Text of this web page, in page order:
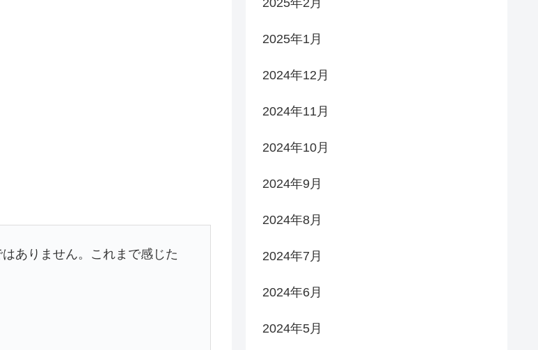
ありません。これまで感じた
2025年1月
2024年12月
2024年11月
2024年10月
2024年9月
2024年8月
2024年7月
2024年6月
2024年5月